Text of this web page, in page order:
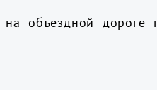
на объездной